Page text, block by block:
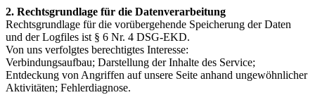
2. Rechtsgrundlage für die Datenverarbeitung
Rechtsgrundlage für die vorübergehende Speicherung der Daten
und der Logfiles ist § 6 Nr. 4 DSG-EKD.
Von uns verfolgtes berechtigtes Interesse:
Verbindungsaufbau; Darstellung der Inhalte des Service;
Entdeckung von Angriffen auf unsere Seite anhand ungewöhnlicher
Aktivitäten; Fehlerdiagnose.